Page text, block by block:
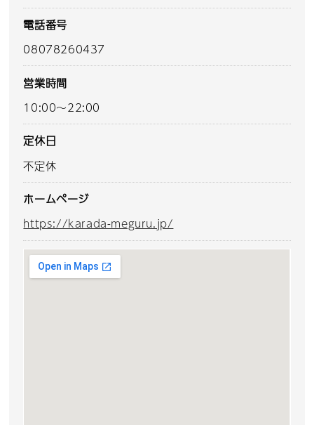
電話番号
08078260437
営業時間
10:00～22:00
定休日
不定休
ホームページ
https://karada-meguru.jp/